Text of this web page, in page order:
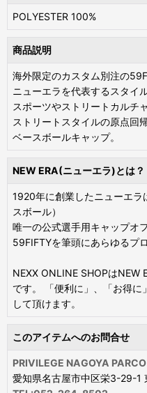
POLYESTER 100%
商品説明
海外限定のカスタム別注の
ニューエラを代表するスタイ
スポーツやストリートカルチ
ストリートスタイルの原点回
ベースボールキャップ。
NEW ERA(ニューエラ)とは？
1920年に創業したニューエラ
スボール）
唯一の公式選手用キャップオ
59FIFTYを筆頭にあらゆるプ
NEXX ONLINE SHOPはNEW
です。 「便利に」、「お得
して頂けます。
このアイテムへのお問合せ
PRIVILEGE NAGOYA PARCO
愛知県名古屋市中区栄3-29-1